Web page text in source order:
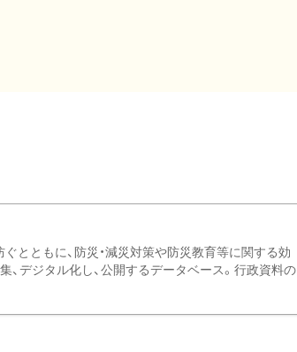
とともに、防災・減災対策や防災教育等に関する効
デジタル化し、公開するデータベース。行政資料の